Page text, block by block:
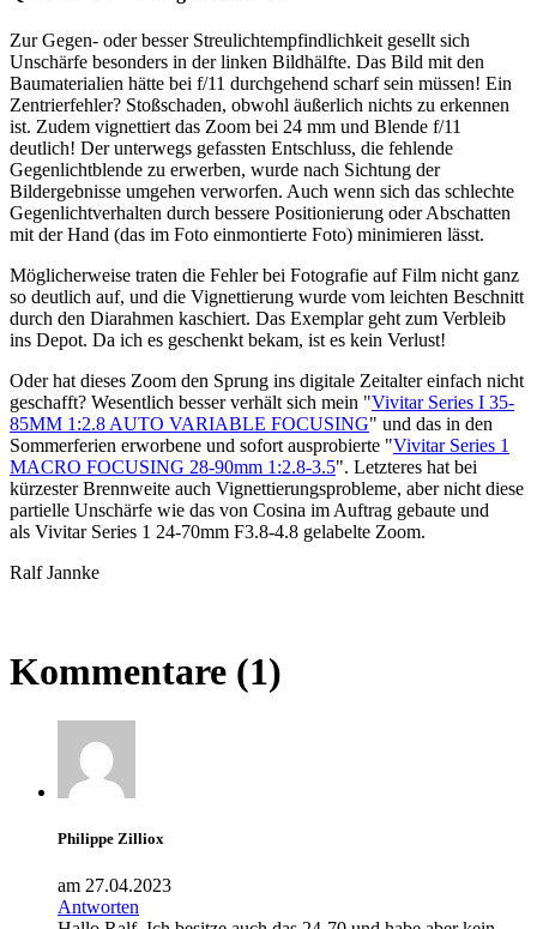
Zur Gegen- oder besser Streulichtempfindlichkeit gesellt sich
Unschärfe besonders in der linken Bildhälfte. Das Bild mit den
Baumaterialien hätte bei f/11 durchgehend scharf sein müssen! Ein
Zentrierfehler? Stoßschaden, obwohl äußerlich nichts zu erkennen
ist. Zudem vignettiert das Zoom bei 24 mm und Blende f/11
deutlich! Der unterwegs gefassten Entschluss, die fehlende
Gegenlichtblende zu erwerben, wurde nach Sichtung der
Bildergebnisse umgehen verworfen. Auch wenn sich das schlechte
Gegenlichtverhalten durch bessere Positionierung oder Abschatten
mit der Hand (das im Foto einmontierte Foto) minimieren lässt.
Möglicherweise traten die Fehler bei Fotografie auf Film nicht ganz
so deutlich auf, und die Vignettierung wurde vom leichten Beschnitt
durch den Diarahmen kaschiert. Das Exemplar geht zum Verbleib
ins Depot. Da ich es geschenkt bekam, ist es kein Verlust!
Oder hat dieses Zoom den Sprung ins digitale Zeitalter einfach nicht
geschafft? Wesentlich besser verhält sich mein "Vivitar Series I 35-
85MM 1:2.8 AUTO VARIABLE FOCUSING" und das in den
Sommerferien erworbene und sofort ausprobierte "Vivitar Series 1
MACRO FOCUSING 28-90mm 1:2.8-3.5". Letzteres hat bei
kürzester Brennweite auch Vignettierungsprobleme, aber nicht diese
partielle Unschärfe wie das von Cosina im Auftrag gebaute und
als Vivitar Series 1 24-70mm F3.8-4.8 gelabelte Zoom.
Ralf Jannke
Kommentare (1)
Philippe Zilliox
am 27.04.2023
Antworten